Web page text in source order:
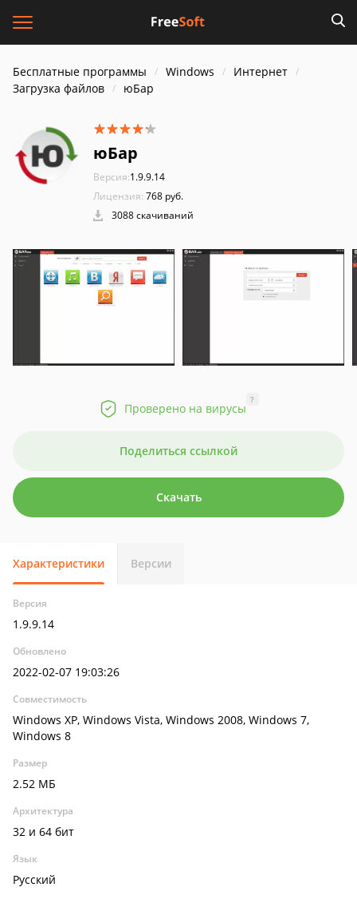
Бесплатные программы Windows
Интернет
Загрузка файлов
юБар
юБар
Версия:1.9.9.14
Лицензия: 768 руб.
3088 скачиваний
Проверено на вирусы
?
Поделиться ссылкой
Скачать
Характеристики Версии
Версия
1.9.9.14
Обновлено
2022-02-07 19:03:26
Совместимость
Windows XP, Windows Vista, Windows 2008, Windows 7,
Windows 8
Размер
2.52 МБ
Архитектура
32 и 64 бит
Язык
Русский